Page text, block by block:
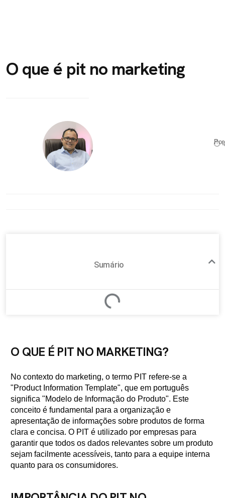
O que é pit no marketing
⏱
Sumário
O QUE É PIT NO MARKETING?
No contexto do marketing, o termo PIT refere-se a
"Product Information Template", que em português
significa "Modelo de Informação do Produto". Este
conceito é fundamental para a organização e
apresentação de informações sobre produtos de forma
clara e concisa. O PIT é utilizado por empresas para
garantir que todos os dados relevantes sobre um produto
sejam facilmente acessíveis, tanto para a equipe interna
quanto para os consumidores.